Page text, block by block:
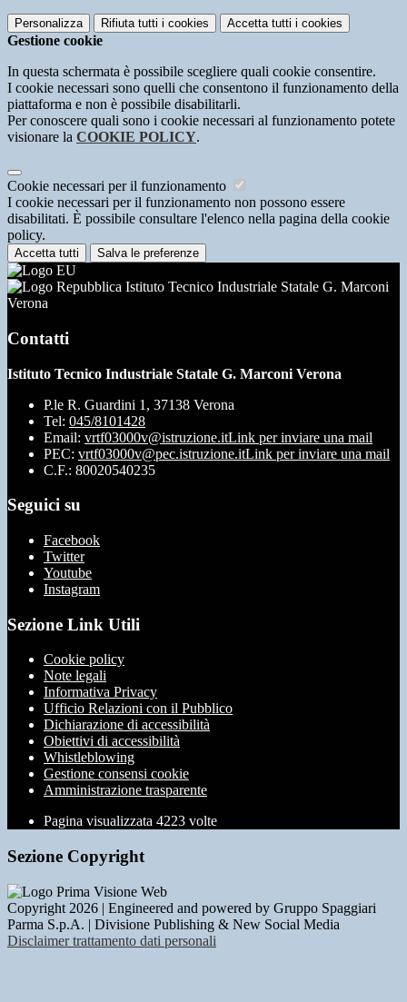
Personalizza Rifiuta tutti i cookies Accetta tutti i cookies
Gestione cookie
In questa schermata è possibile scegliere quali cookie consentire.
I cookie necessari sono quelli che consentono il funzionamento della
piattaforma e non è possibile disabilitarli.
Per conoscere quali sono i cookie necessari al funzionamento potete
visionare la COOKIE POLICY.
Cookie necessari per il funzionamento
I cookie necessari per il funzionamento non possono essere
disabilitati. È possibile consultare l'elenco nella pagina della cookie
policy.
Accetta tutti Salva le preferenze
Istituto Tecnico Industriale Statale G. Marconi
Verona
Contatti
Istituto Tecnico Industriale Statale G. Marconi Verona
P.le R. Guardini 1, 37138 Verona
Tel: 045/8101428
Email: vrtf03000v@istruzione.itLink per inviare una mail
PEC: vrtf03000v@pec.istruzione.itLink per inviare una mail
C.F.: 80020540235
Seguici su
Facebook
Twitter
Youtube
Instagram
Sezione Link Utili
Cookie policy
Note legali
Informativa Privacy
Ufficio Relazioni con il Pubblico
Dichiarazione di accessibilità
Obiettivi di accessibilità
Whistleblowing
Gestione consensi cookie
Amministrazione trasparente
Pagina visualizzata 4223 volte
Sezione Copyright
Copyright 2026 | Engineered and powered by Gruppo Spaggiari
Parma S.p.A. | Divisione Publishing & New Social Media
Disclaimer trattamento dati personali